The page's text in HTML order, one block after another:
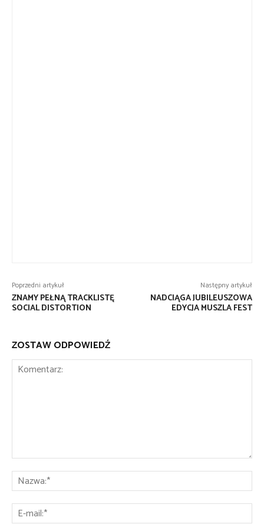
Poprzedni artykuł
ZNAMY PEŁNĄ TRACKLISTĘ
SOCIAL DISTORTION
Następny artykuł
NADCIĄGA JUBILEUSZOWA
EDYCJA MUSZLA FEST
ZOSTAW ODPOWIEDŹ